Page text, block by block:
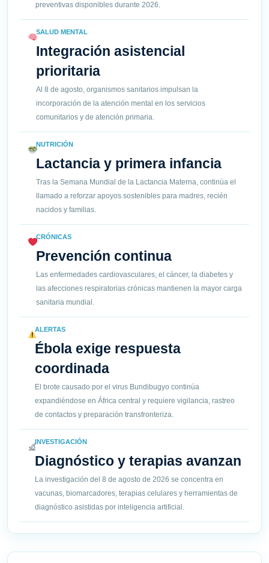
preventivas disponibles durante 2026.
SALUD MENTAL
Integración asistencial
prioritaria
Al 8 de agosto, organismos sanitarios impulsan la
incorporación de la atención mental en los servicios
comunitarios y de atención primaria.
NUTRICIÓN
Lactancia y primera infancia
Tras la Semana Mundial de la Lactancia Materna, continúa el
llamado a reforzar apoyos sostenibles para madres, recién
nacidos y familias.
CRÓNICAS
Prevención continua
Las enfermedades cardiovasculares, el cáncer, la diabetes y
las afecciones respiratorias crónicas mantienen la mayor carga
sanitaria mundial.
ALERTAS
Ébola exige respuesta
coordinada
El brote causado por el virus Bundibugyo continúa
expandiéndose en África central y requiere vigilancia, rastreo
de contactos y preparación transfronteriza.
INVESTIGACIÓN
Diagnóstico y terapias avanzan
La investigación del 8 de agosto de 2026 se concentra en
vacunas, biomarcadores, terapias celulares y herramientas de
diagnóstico asistidas por inteligencia artificial.